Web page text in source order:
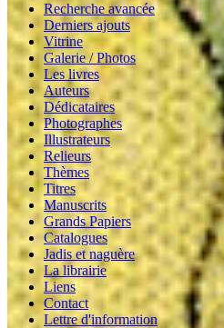
Recherche avancée
Derniers ajouts
Vitrine
Galerie / Photos
Les livres
Auteurs
Dédicataires
Photographes
Illustrateurs
Relieurs
Thèmes
Titres
Manuscrits
Grands Papiers
Catalogues
Jadis et naguère
La librairie
Liens
Contact
Lettre d'information